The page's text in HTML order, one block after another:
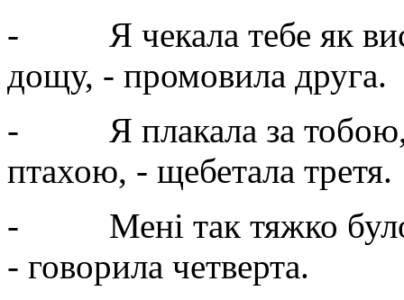
- Я чекала тебе як
дощу, - промовила друга.
- Я плакала за тобою,
птахою, - щебетала третя.
- Мені так тяжко було
- говорила четверта.